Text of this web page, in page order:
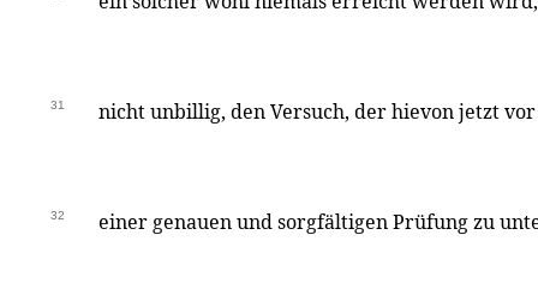
31 nicht unbillig, den Versuch, der hievon jetzt
32 einer genauen und sorgfältigen Prüfung zu